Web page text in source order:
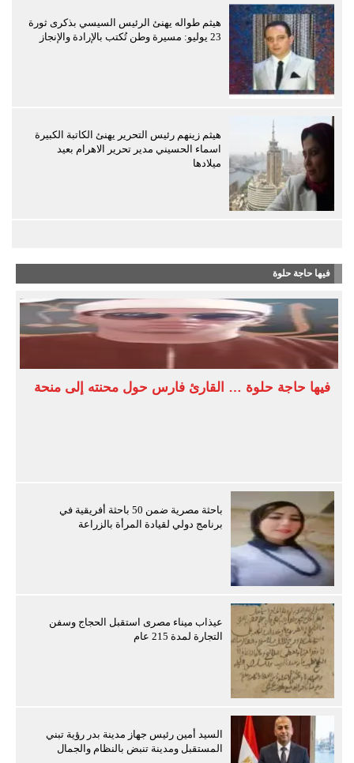
هيثم طواله يهنئ الرئيس السيسي بذكرى ثورة
23 يوليو: مسيرة وطن تُكتب بالإرادة والإنجاز
هيثم زينهم رئيس التحرير يهنئ الكاتبة الكبيرة
اسماء الحسيني مدير تحرير الاهرام بعيد
ميلادها
فيها حاجة حلوة
فيها حاجة حلوة … القارئ فارس حول محنته إلى منحة
باحثة مصرية ضمن 50 باحثة أفريقية في
برنامج دولي لقيادة المرأة بالزراعة
عيذاب ميناء مصرى استقبل الحجاج وسفن
التجارة لمدة 215 عام
السيد أمين رئيس جهاز مدينة بدر رؤية تبني
المستقبل ومدينة تنبض بالنظام والجمال